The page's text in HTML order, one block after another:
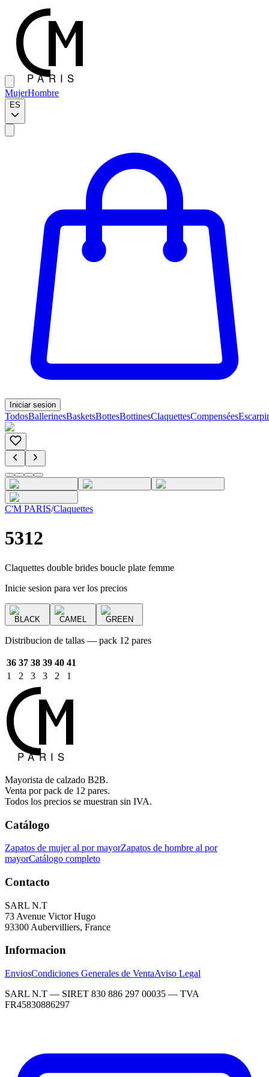
MujerHombre
ES
Iniciar sesion
TodosBallerinesBasketsBottesBottinesClaquettesCompensées
C'M PARIS/Claquettes
5312
Claquettes double brides boucle plate femme
Inicie sesion para ver los precios
BLACK CAMEL GREEN
Distribucion de tallas — pack 12 pares
36 37 38 39 40 41
1
2 3 3 2 1
Mayorista de calzado B2B.
Venta por pack de 12 pares.
Todos los precios se muestran sin IVA.
Catálogo
Zapatos de mujer al por mayorZapatos de hombre al por
mayorCatálogo completo
Contacto
SARL N.T
73 Avenue Victor Hugo
93300 Aubervilliers, France
Informacion
EnviosCondiciones Generales de VentaAviso Legal
SARL N.T — SIRET 830 886 297 00035 — TVA
FR45830886297